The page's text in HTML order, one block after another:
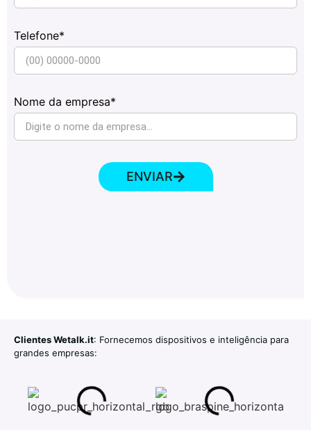
Telefone*
Nome da empresa*
ENVIAR
Clientes Wetalk.it: Fornecemos dispositivos e inteligência para
grandes empresas: